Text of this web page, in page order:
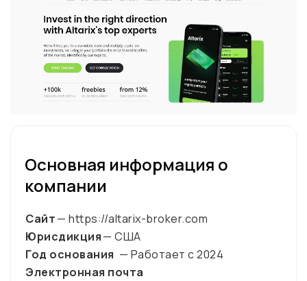
Основная информация о
компании
Сайт— https://altarix-broker.com
Юрисдикция— США
Год основания — Работает с2024
Электронная почта